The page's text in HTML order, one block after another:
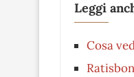
Leggi
Cosa